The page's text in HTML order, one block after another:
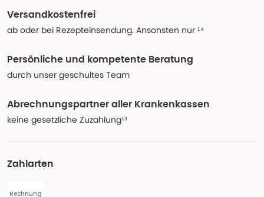
Versandkostenfrei
ab oder bei Rezepteinsendung. Ansonsten nur ¹⁴
Persönliche und kompetente Beratung
durch unser geschultes Team
Abrechnungspartner aller Krankenkassen
keine gesetzliche Zuzahlung¹³
Zahlarten
Rechnung